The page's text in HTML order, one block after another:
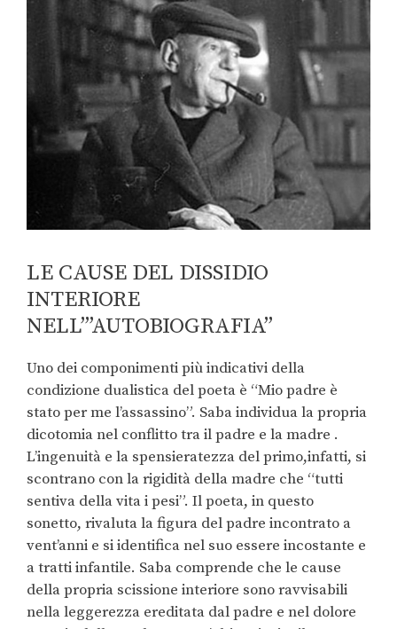
LE CAUSE DEL DISSIDIO
INTERIORE
NELL’”AUTOBIOGRAFIA”
Uno dei componimenti più indicativi della
condizione dualistica del poeta è “Mio padre è
stato per me l’assassino”. Saba individua la propria
dicotomia nel conflitto tra il padre e la madre .
L’ingenuità e la spensieratezza del primo,infatti, si
scontrano con la rigidità della madre che “tutti
sentiva della vita i pesi”. Il poeta, in questo
sonetto, rivaluta la figura del padre incontrato a
vent’anni e si identifica nel suo essere incostante e
a tratti infantile. Saba comprende che le cause
della propria scissione interiore sono ravvisabili
nella leggerezza ereditata dal padre e nel dolore